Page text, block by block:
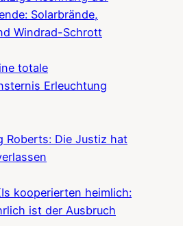
Solarbrände,
Windrad-Schrott
totale
Erleuchtung
Roberts: Die Justiz hat
kooperierten heimlich:
ist der Ausbruch